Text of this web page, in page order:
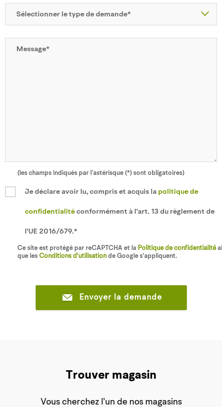
(les champs indiqués par l’astérisque (*) sont obligatoires)
Je déclare avoir lu, compris et acquis la politique de
confidentialité conformément à l'art. 13 du règlement de
l'UE 2016/679.*
Ce site est protégé par reCAPTCHA et la Politique de confidentialité
que les Conditions d'utilisation de Google s'appliquent.
Envoyer la demande
Trouver magasin
Vous cherchez l’un de nos magasins